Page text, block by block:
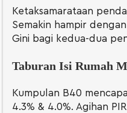
Ketaksamarataan
Semakin hampir
Gini bagi kedua-dua
Taburan Isi Rumah
Kumpulan B40
4.3% & 4.0%. Agihan